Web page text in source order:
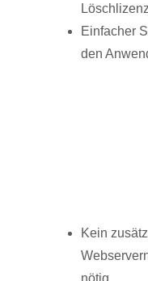
Einfacher
den
Kein